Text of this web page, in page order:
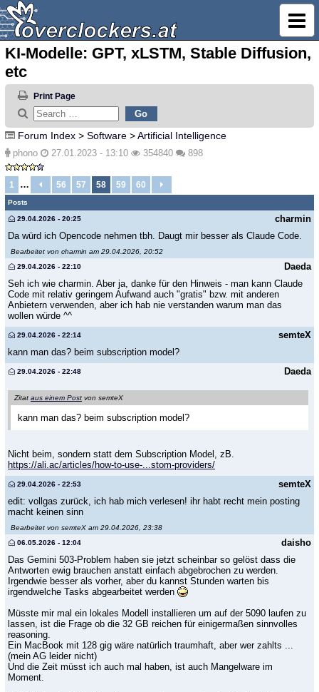
KI-Modelle: GPT, xLSTM, Stable Diffusion,
etc
Print Page
Forum Index > Software >Artificial Intelligence
phono 27.01.2023 - 13:10 354840 898
1 … 56 57 58 59 60
Posts
charmin
29.04.2026 - 20:25
Da würd ich Opencode nehmen tbh. Daugt mir besser als Claude Code.
Bearbeitet von charmin am 29.04.2026, 20:52
Daeda
29.04.2026 - 22:10
Seh ich wie charmin. Aber ja, danke für den Hinweis - man kann Claude
Code mit relativ geringem Aufwand auch "gratis" bzw. mit anderen
Anbietern verwenden, aber ich hab nie verstanden warum man das
wollen würde ^^
semteX
29.04.2026 - 22:14
kann man das? beim subscription model?
Daeda
29.04.2026 - 22:48
Zitat aus einem Post von semteX
kann man das? beim subscription model?
Nicht beim, sondern statt dem Subscription Model, zB.
https://ali.ac/articles/how-to-use-...stom-providers/
semteX
29.04.2026 - 22:53
edit: vollgas zurück, ich hab mich verlesen! ihr habt recht mein posting
macht keinen sinn
Bearbeitet von semteX am 29.04.2026, 23:38
daisho
06.05.2026 - 12:04
Das Gemini 503-Problem haben sie jetzt scheinbar so gelöst dass die
Antworten ewig brauchen anstatt einfach abgebrochen zu werden.
Irgendwie besser als vorher, aber du kannst Stunden warten bis
irgendwelche Tasks abgearbeitet werden
Müsste mir mal ein lokales Modell installieren um auf der 5090 laufen zu
lassen, ist die Frage ob die 32 GB reichen für einigermaßen sinnvolles
reasoning.
Ein MacBook mit 128 gig wäre natürlich traumhaft, aber wer zahlts ...
(mein AG leider nicht)
Und die Zeit müsst ich auch mal haben, ist auch Mangelware im
Moment.